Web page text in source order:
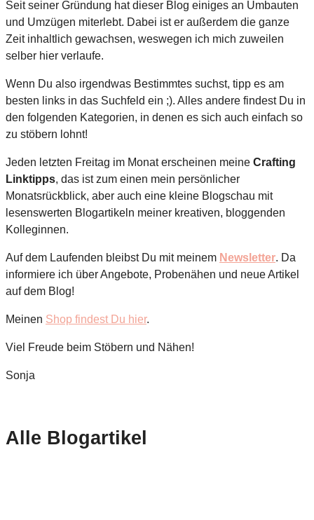
Seit seiner Gründung hat dieser Blog einiges an Umbauten
und Umzügen miterlebt. Dabei ist er außerdem die ganze
Zeit inhaltlich gewachsen, weswegen ich mich zuweilen
selber hier verlaufe.
Wenn Du also irgendwas Bestimmtes suchst, tipp es am
besten links in das Suchfeld ein ;). Alles andere findest Du in
den folgenden Kategorien, in denen es sich auch einfach so
zu stöbern lohnt!
Jeden letzten Freitag im Monat erscheinen meine Crafting
Linktipps, das ist zum einen mein persönlicher
Monatsrückblick, aber auch eine kleine Blogschau mit
lesenswerten Blogartikeln meiner kreativen, bloggenden
Kolleginnen.
Auf dem Laufenden bleibst Du mit meinem Newsletter. Da
informiere ich über Angebote, Probenähen und neue Artikel
auf dem Blog!
Meinen Shop findest Du hier.
Viel Freude beim Stöbern und Nähen!
Sonja
Alle Blogartikel